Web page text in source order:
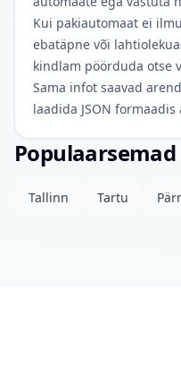
Kui pakiautomaat ei
ebatäpne või
kindlam pöörduda otse
Sama infot saavad
laadida JSON
Tallinn Tartu